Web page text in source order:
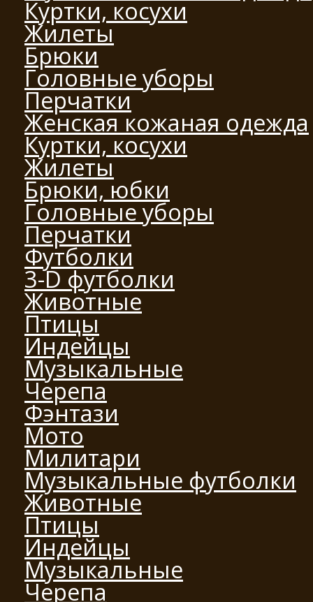
Куртки, косухи
Жилеты
Брюки
Головные уборы
Перчатки
Женская кожаная одежда
Куртки, косухи
Жилеты
Брюки, юбки
Головные уборы
Перчатки
Футболки
3-D футболки
Животные
Птицы
Индейцы
Музыкальные
Черепа
Фэнтази
Мото
Милитари
Музыкальные футболки
Животные
Птицы
Индейцы
Музыкальные
Черепа